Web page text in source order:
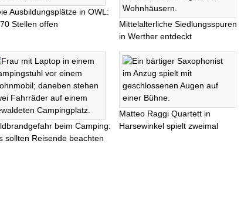
Ausbildungsplätze in OWL:
Stellen offen
Mittelalterliche Siedlungsspuren
in Werther entdeckt
beim Camping:
sollten Reisende beachten
Matteo Raggi Quartett in
Harsewinkel spielt zweimal